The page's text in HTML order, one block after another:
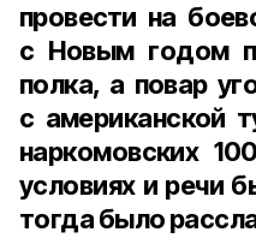
провести на
с Новым годом
полка, а повар
с американской
наркомовских
условиях и речи
тогда было